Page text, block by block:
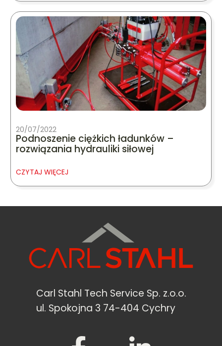
20/07/2022
Podnoszenie ciężkich ładunków –
rozwiązania hydrauliki siłowej
CZYTAJ WIĘCEJ
Carl Stahl Tech Service Sp. z.o.o.
ul. Spokojna 3 74-404 Cychry